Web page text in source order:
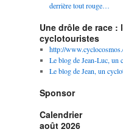
derrière tout rouge…
Une drôle de race :
cyclotouristes
http://
Le blog de Jean-Luc, un
Le blog de Jean, un
Sponsor
Calendrier
août 2026